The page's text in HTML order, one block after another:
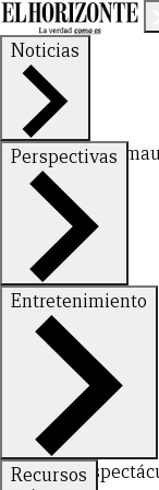
Noticias
Nuevo León
Perspectivas
FinanzasOpinión
Entretenimiento
Deportes
Recursos
CERRAR
X